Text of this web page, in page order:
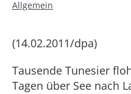
Allgemein
(14.02.2011/dpa)
Tausende Tunesier
Tagen über See nach